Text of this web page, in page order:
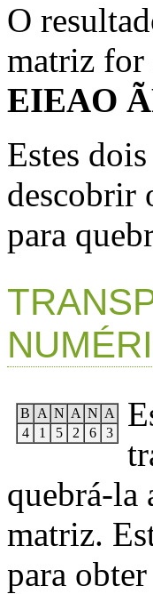
O
matriz for
EIEAO
Estes
descobrir
para
B A N A N A
4
1 5 2 6 3
quebrá-la
matriz.
para